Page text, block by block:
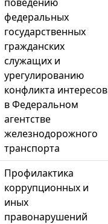
федеральных
государственных
гражданских
служащих и
урегулированию
конфликта интересов
в Федеральном
агентстве
железнодорожного
транспорта
Профилактика
коррупционных и
иных
правонарушений